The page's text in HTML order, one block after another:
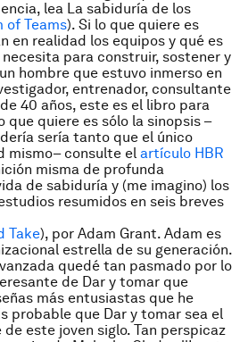
lea La sabiduría de los
of Teams). Si lo que quiere es
en realidad los equipos y qué es
para construir, sostener y
hombre que estuvo inmerso en
entrenador, consultante
40 años, este es el libro para
que quiere es sólo la sinopsis –
sería tanto que el único
mismo– consulte el artículo HBR
misma de profunda
de sabiduría y (me imagino) los
resumidos en seis breves
Take), por Adam Grant. Adam es
estrella de su generación.
quedé tan pasmado por lo
de Dar y tomar que
más entusiastas que he
probable que Dar y tomar sea el
este joven siglo. Tan perspicaz